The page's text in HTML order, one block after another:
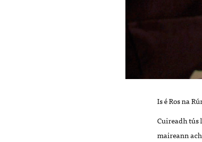
Is é Ros na
Cuireadh tús
maireann